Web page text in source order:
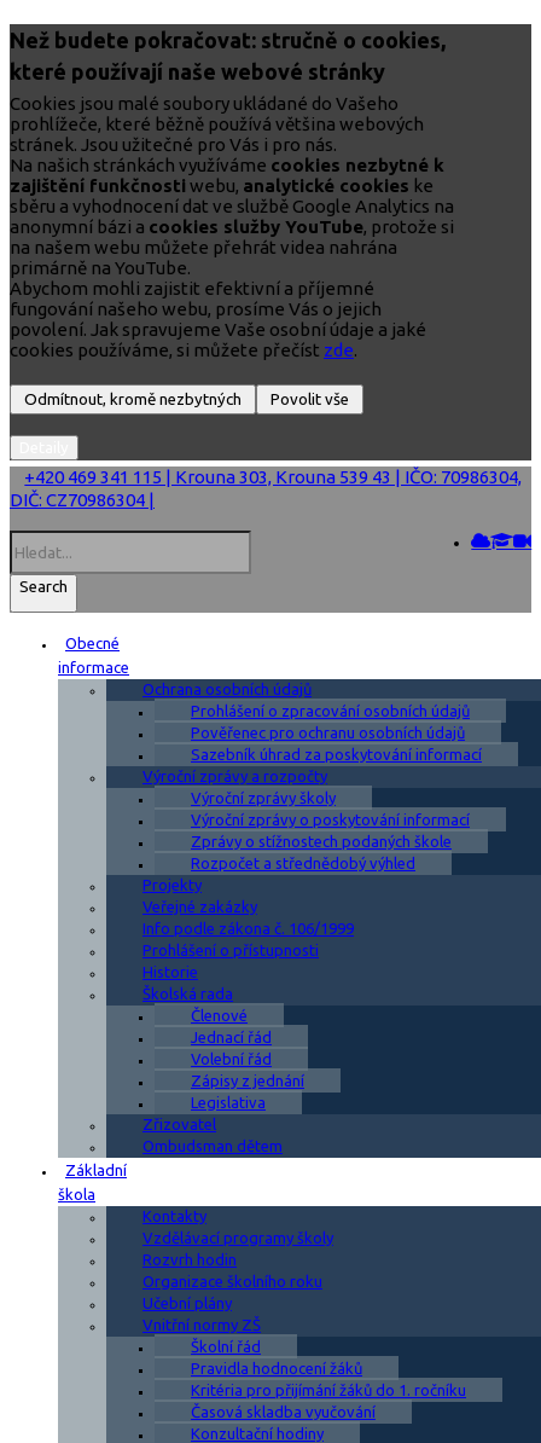
Než budete pokračovat: stručně o cookies,
které používají naše webové stránky
Cookies jsou malé soubory ukládané do Vašeho
prohlížeče, které běžně používá většina webových
stránek. Jsou užitečné pro Vás i pro nás.
Na našich stránkách využíváme cookies nezbytné k
zajištění funkčnosti webu, analytické cookies ke
sběru a vyhodnocení dat ve službě Google Analytics na
anonymní bázi a cookies služby YouTube, protože si
na našem webu můžete přehrát videa nahrána
primárně na YouTube.
Abychom mohli zajistit efektivní a příjemné
fungování našeho webu, prosíme Vás o jejich
povolení. Jak spravujeme Vaše osobní údaje a jaké
cookies používáme, si můžete přečíst zde.
+420 469 341 115 | Krouna 303, Krouna 539 43 | IČO: 70986304,
DIČ: CZ70986304 |
Search
Obecné
informace
Ochrana osobních údajů
Prohlášení o zpracování osobních údajů
Pověřenec pro ochranu osobních údajů
Sazebník úhrad za poskytování informací
Výroční zprávy a rozpočty
Výroční zprávy školy
Výroční zprávy o poskytování informací
Zprávy o stížnostech podaných škole
Rozpočet a střednědobý výhled
Projekty
Veřejné zakázky
Info podle zákona č. 106/1999
Prohlášení o přístupnosti
Historie
Školská rada
Členové
Jednací řád
Volební řád
Zápisy z jednání
Legislativa
Zřizovatel
Ombudsman dětem
Základní
škola
Kontakty
Vzdělávací programy školy
Rozvrh hodin
Organizace školního roku
Učební plány
Vnitřní normy ZŠ
Školní řád
Pravidla hodnocení žáků
Kritéria pro přijímání žáků do 1. ročníku
Časová skladba vyučování
Konzultační hodiny